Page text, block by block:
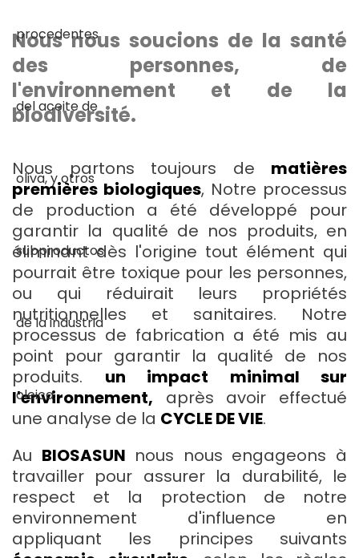
Nous nous soucions de la santé
des personnes, de
l'environnement et de la
biodiversité.
Nous partons toujours de matières
premières biologiques, Notre processus
de production a été développé pour
garantir la qualité de nos produits, en
éliminant dès l'origine tout élément qui
pourrait être toxique pour les personnes,
ou qui réduirait leurs propriétés
nutritionnelles et sanitaires. Notre
processus de fabrication a été mis au
point pour garantir la qualité de nos
produits. un impact minimal sur
l'environnement, après avoir effectué
une analyse de la CYCLE DE VIE.
Au BIOSASUN nous nous engageons à
travailler pour assurer la durabilité, le
respect et la protection de notre
environnement d'influence en
appliquant les principes suivants